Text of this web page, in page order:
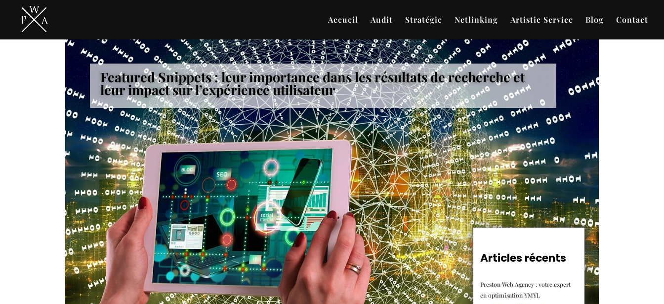
Accueil Audit Stratégie Netlinking Artistic Service Blog Contact
Featured Snippets : leur importance dans les résultats de recherche et
leur impact sur l’expérience utilisateur
Articles récents
Preston Web Agency : votre expert
en optimisation YMYL